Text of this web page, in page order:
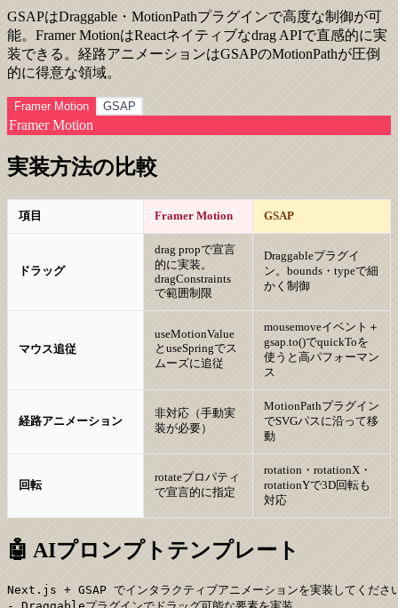
GSAPはDraggable・MotionPathプラグインで高度な制御が可
能。Framer MotionはReactネイティブなdrag APIで直感的に実
装できる。経路アニメーションはGSAPのMotionPathが圧倒
的に得意な領域。
Framer Motion GSAP
Framer Motion
実装方法の比較
項目 Framer Motion GSAP
ドラッグ
drag propで宣言
的に実装。
dragConstraints
で範囲制限
Draggableプラグイ
ン。bounds・typeで細
かく制御
マウス追従
useMotionValue
とuseSpringでス
ムーズに追従
mousemoveイベント＋
gsap.to()でquickToを
使うと高パフォーマン
ス
経路アニメーション
非対応（手動実
装が必要）
MotionPathプラグイン
でSVGパスに沿って移
動
回転
rotateプロパティ
で宣言的に指定
rotation・rotationX・
rotationYで3D回転も
対応
🤖 AIプロンプトテンプレート
Next.js + GSAP でインタラクティブアニメーションを実装してくださ
- Draggableプラグインでドラッグ可能な要素を実装